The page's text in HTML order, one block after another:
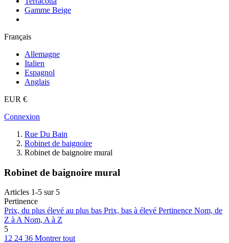
Gamme Beige
Français
Allemagne
Italien
Espagnol
Anglais
EUR €
Connexion
Rue Du Bain
Robinet de baignoire
Robinet de baignoire mural
Robinet de baignoire mural
Articles 1-5 sur 5
Pertinence
Prix, du plus élevé au plus bas Prix, bas à élevé Pertinence Nom, de
Z à ANom, A à Z
5
12 24 36 Montrer tout